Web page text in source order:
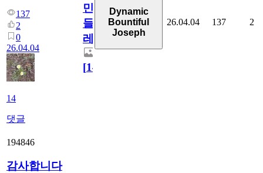
137
2
0
26.04.04
14
댓글
민
들
레
[14
Dynamic
Bountiful
Joseph
26.04.04 137 2
194846
감사합니다